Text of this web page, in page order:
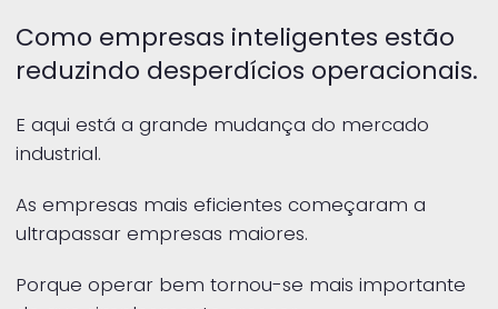
Como empresas inteligentes estão
reduzindo desperdícios operacionais.
E aqui está a grande mudança do mercado
industrial.
As empresas mais eficientes começaram a
ultrapassar empresas maiores.
Porque operar bem tornou-se mais importante